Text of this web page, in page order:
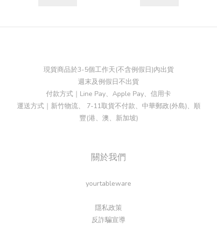
現貨商品於3-5個工作天(不含例假日)內出貨
週末及例假日不出貨
付款方式｜Line Pay、Apple Pay、信用卡
運送方式｜新竹物流、 7-11取貨不付款、中華郵政(外島)、順
豐(港、澳、新加坡)
關於我們
yourtableware
隱私政策
反詐騙宣導